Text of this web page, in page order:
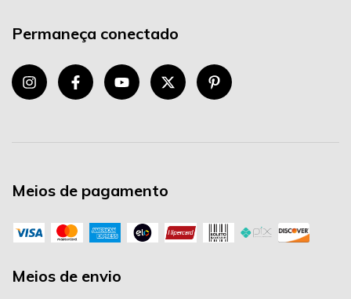
Permaneça conectado
Meios de pagamento
Meios de envio